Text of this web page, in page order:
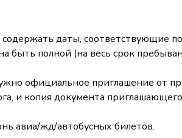
даты, соответствующие
быть полной (на весь срок
официальное приглашение от
и копия документа
авиа/жд/автобусных билетов.